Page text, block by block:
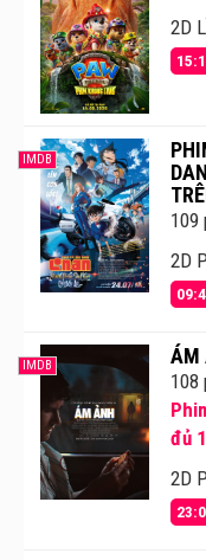
2D
IMDB
109
2D
IMDB ÁM
108
đủ
2D